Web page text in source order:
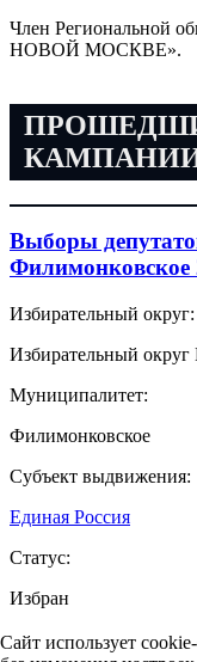
Член Региональной
НОВОЙ МОСКВЕ».
Выборы
Филимонковское
Избирательный округ:
Избирательный
Муниципалитет:
Филимонковское
Субъект выдвижения:
Единая Россия
Статус:
Избран
Сайт использует